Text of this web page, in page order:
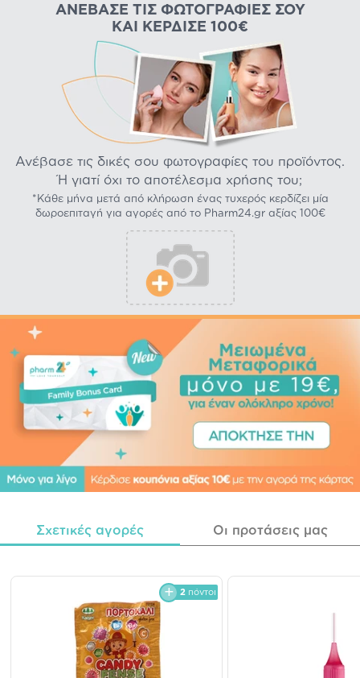
ΑΝΈΒΑΣΕ ΤΙΣ ΦΩΤΟΓΡΑΦΊΕΣ ΣΟΥ
ΚΑΙ ΚΈΡΔΙΣΕ 100€
Ανέβασε τις δικές σου φωτογραφίες του προϊόντος.
Ή γιατί όχι το αποτέλεσμα χρήσης του;
*Κάθε μήνα μετά από κλήρωση ένας τυχερός κερδίζει μία
δωροεπιταγή για αγορές από το Pharm24.gr αξίας 100€
Σχετικές αγορές Οι προτάσεις μας
2 πόντοι